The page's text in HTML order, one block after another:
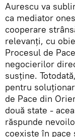
Aurescu va
ca mediator
cooperare
relevanţi, cu
Procesul de
negocierilor
susţine.
pentru
de Pace din
două state -
răspunde
coexiste în